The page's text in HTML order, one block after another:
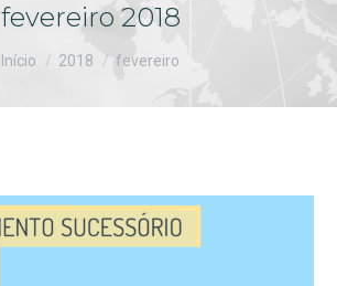
fevereiro 2018
Você está aqui:
Início 2018 fevereiro